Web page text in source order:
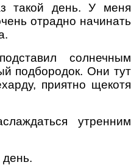
такой день. У меня
отрадно начинать
солнечным
подбородок. Они тут
приятно щекотя
утренним